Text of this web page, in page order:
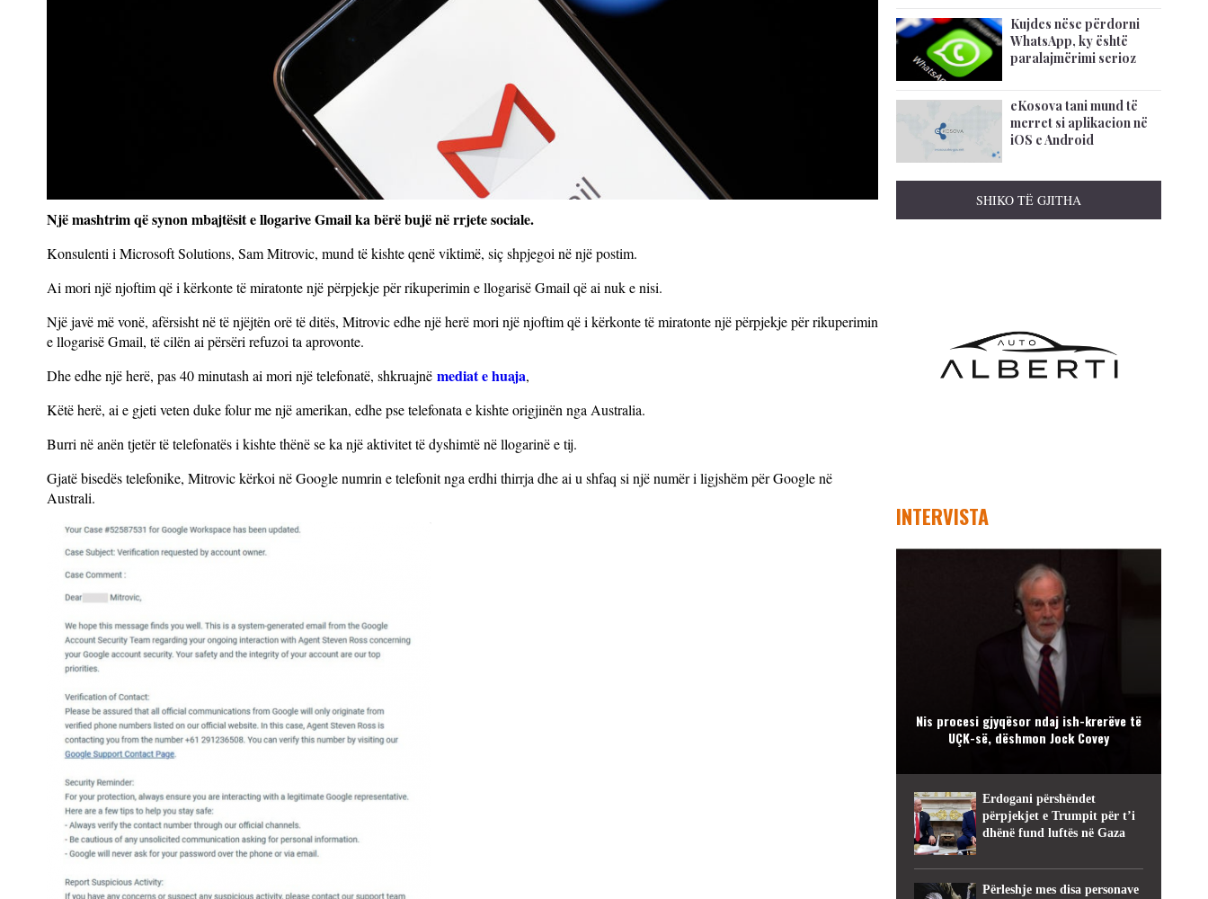
Një mashtrim që synon mbajtësit e llogarive Gmail ka bërë bujë në rrjete sociale.
Konsulenti i Microsoft Solutions, Sam Mitrovic, mund të kishte qenë viktimë, siç shpjegoi në një postim.
Ai mori një njoftim që i kërkonte të miratonte një përpjekje për rikuperimin e llogarisë Gmail që ai nuk e nisi.
Një javë më vonë, afërsisht në të njëjtën orë të ditës, Mitrovic edhe një herë mori një njoftim që i kërkonte të miratonte një përpjekje për rikuperimin
e llogarisë Gmail, të cilën ai përsëri refuzoi ta aprovonte.
Dhe edhe një herë, pas 40 minutash ai mori një telefonatë, shkruajnë mediat e huaja,
Këtë herë, ai e gjeti veten duke folur me një amerikan, edhe pse telefonata e kishte origjinën nga Australia.
Burri në anën tjetër të telefonatës i kishte thënë se ka një aktivitet të dyshimtë në llogarinë e tij.
Gjatë bisedës telefonike, Mitrovic kërkoi në Google numrin e telefonit nga erdhi thirrja dhe ai u shfaq si një numër i ligjshëm për Google në
Australi.
Kujdes nëse përdorni
WhatsApp, ky është
paralajmërimi serioz
eKosova tani mund të
merret si aplikacion në
iOS e Android
SHIKO TË GJITHA
INTERVISTA
Nis procesi gjyqësor ndaj ish-krerëve të
UÇK-së, dëshmon Jock Covey
Erdogani përshëndet
përpjekjet e Trumpit për t’i
dhënë fund luftës në Gaza
Përleshje mes disa personave